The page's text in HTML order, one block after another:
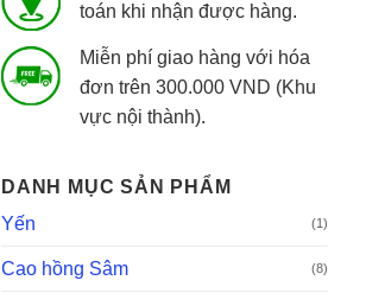
toán khi nhận được hàng.
Miễn phí giao hàng với hóa
đơn trên 300.000 VND (Khu
vực nội thành).
DANH MỤC SẢN PHẨM
Yến
(1)
Cao hồng Sâm (8)